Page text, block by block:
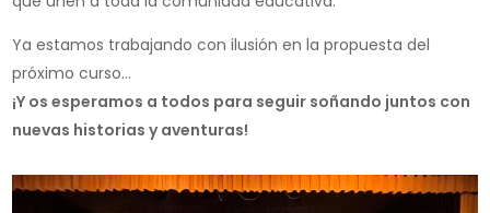
Ya estamos trabajando con ilusión en la propuesta del
próximo curso…
¡Y os esperamos a todos para seguir soñando juntos con
nuevas historias y aventuras!